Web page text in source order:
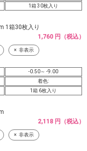
1箱 30枚入り
1箱30枚入り
1,760 円（税込）
非表示
-0.50～ -9.00
着色:
1箱 6枚入り
2,118 円（税込）
非表示